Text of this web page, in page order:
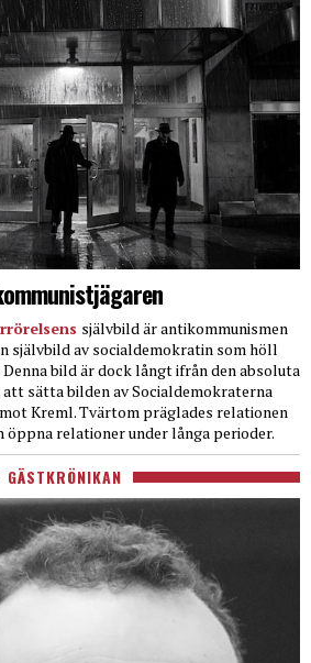
självbild är antikommunismen
självbild av socialdemokratin som höll
bild är dock långt ifrån den absoluta
sätta bilden av Socialdemokraterna
Kreml. Tvärtom präglades relationen
relationer under långa perioder.
GÄSTKRÖNIKAN